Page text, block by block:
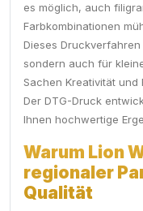
es möglich, auch
Farbkombinationen
Dieses
sondern auch für
Sachen Kreativität
Der DTG-Druck
Ihnen hochwertige
Warum Lion
regionaler
Qualität